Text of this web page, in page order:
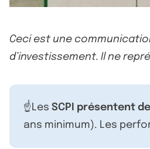
Ceci est une
d’investissement. Il ne
☝️Les SCPI présentent
ans minimum). Les